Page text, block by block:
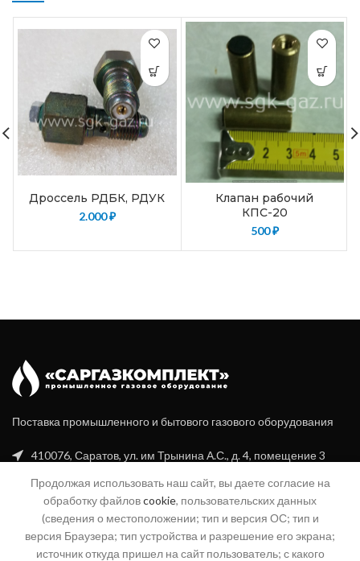
Дроссель РДБК, РДУК
2.000₽
Клапан рабочий
КПС-20
500₽
Поставка промышленного и бытового газового оборудования
410076, Саратов, ул. им Трынина А.С., д. 4, помещение 3
+7 (8452) 20-99-16
+7 (960) 356-94-70
info@sgk-gaz.ru
Продолжая использовать наш сайт, вы даете согласие на
обработку файловcookie, пользовательских данных
(сведения о местоположении; тип и версия ОС; тип и
версия Браузера; тип устройства и разрешение его экрана;
источник откуда пришел на сайт пользователь; с какого